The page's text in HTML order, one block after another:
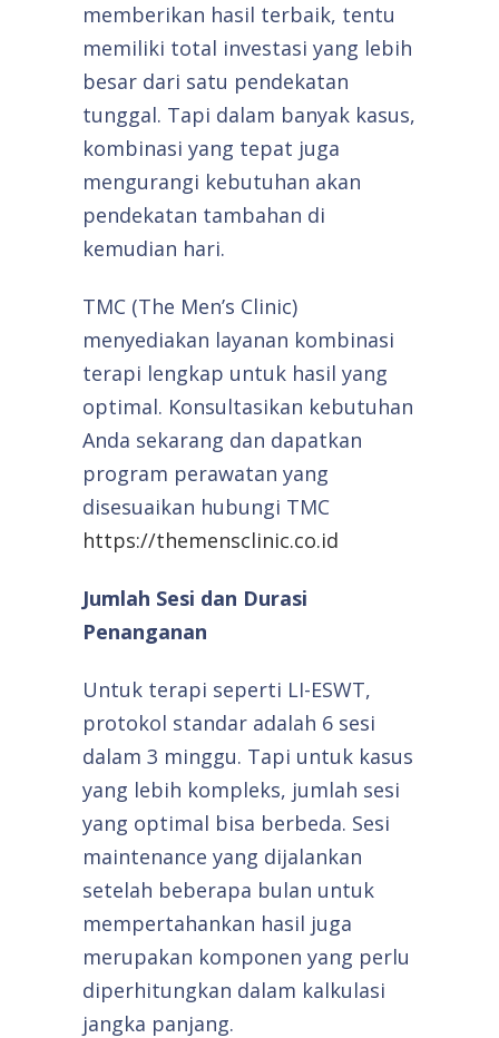
memberikan hasil terbaik, tentu
memiliki total investasi yang lebih
besar dari satu pendekatan
tunggal. Tapi dalam banyak kasus,
kombinasi yang tepat juga
mengurangi kebutuhan akan
pendekatan tambahan di
kemudian hari.
TMC (The Men’s Clinic)
menyediakan layanan kombinasi
terapi lengkap untuk hasil yang
optimal. Konsultasikan kebutuhan
Anda sekarang dan dapatkan
program perawatan yang
disesuaikan hubungi TMC
https://themensclinic.co.id
Jumlah Sesi dan Durasi
Penanganan
Untuk terapi seperti LI-ESWT,
protokol standar adalah 6 sesi
dalam 3 minggu. Tapi untuk kasus
yang lebih kompleks, jumlah sesi
yang optimal bisa berbeda. Sesi
maintenance yang dijalankan
setelah beberapa bulan untuk
mempertahankan hasil juga
merupakan komponen yang perlu
diperhitungkan dalam kalkulasi
jangka panjang.